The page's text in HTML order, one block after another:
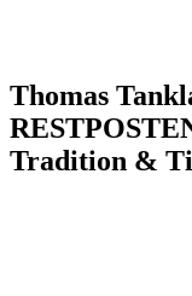
Thomas
Tradition &